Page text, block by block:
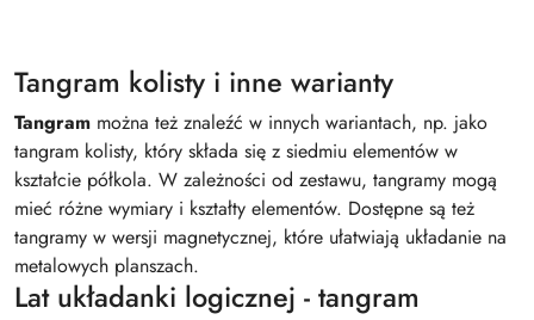
Tangram kolisty i inne warianty
Tangram można też znaleźć w innych wariantach, np. jako
tangram kolisty, który składa się z siedmiu elementów w
kształcie półkola. W zależności od zestawu, tangramy mogą
mieć różne wymiary i kształty elementów. Dostępne są też
tangramy w wersji magnetycznej, które ułatwiają układanie na
metalowych planszach.
Lat układanki logicznej - tangram